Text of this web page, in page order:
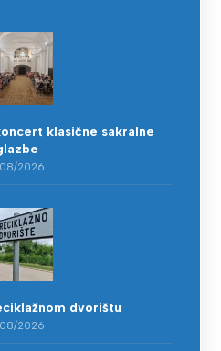
klasične sakralne
2026
dvorištu
2026